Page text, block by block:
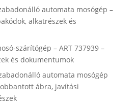
automata mosógép –
alkatrészek és
szárítógép – ART 737939 –
és dokumentumok
automata mosógép
ábra, javítási